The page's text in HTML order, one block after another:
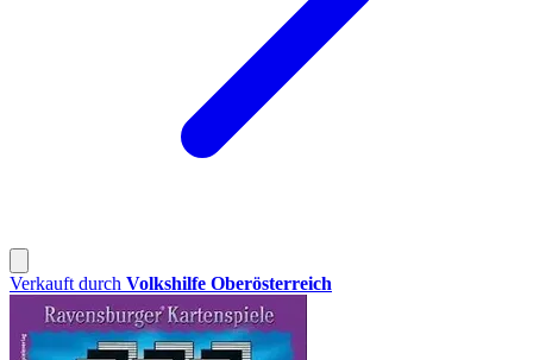
Verkauft durch Volkshilfe Oberösterreich